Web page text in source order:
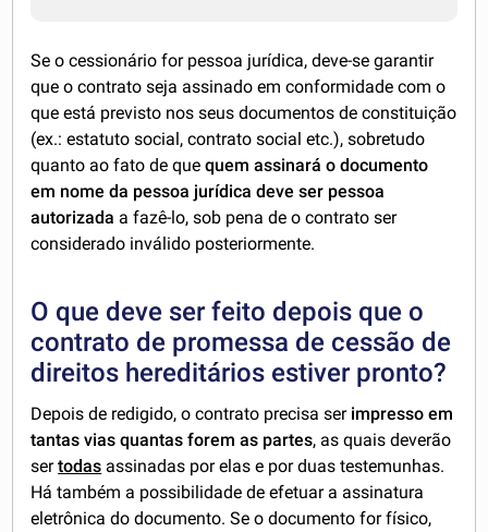
Se o cessionário for pessoa jurídica, deve-se garantir
que o contrato seja assinado em conformidade com o
que está previsto nos seus documentos de constituição
(ex.: estatuto social, contrato social etc.), sobretudo
quanto ao fato de quequem assinará o documento
em nome da pessoa jurídica deve ser pessoa
autorizada a fazê-lo, sob pena de o contrato ser
considerado inválido posteriormente.
O que deve ser feito depois que o
contrato de promessa de cessão de
direitos hereditários estiver pronto?
Depois de redigido, o contrato precisa ser impresso em
tantas vias quantas forem as partes, as quais deverão
sertodas assinadas por elas e por duas testemunhas.
Há também a possibilidade de efetuar a assinatura
eletrônica do documento. Se o documento for físico,